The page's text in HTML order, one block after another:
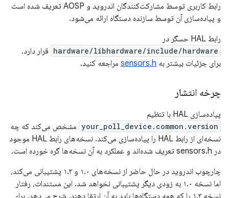
رابط کاربری توسط مشارکت‌کنندگان اندروید و AOSP تعریف شده است
و پیاده‌سازی آن توسط سازنده دستگاه ارائه می‌شود.
رابط HAL حسگر در
hardware/libhardware/include/hardware قرار دارد.
برای جزئیات بیشتر به sensors.h مراجعه کنید.
چرخه انتشار
پیاده‌سازی HAL با تنظیم
your_poll_device.common.version مشخص می‌کند که چه
نسخه‌ای از رابط HAL را پیاده‌سازی می‌کند. نسخه‌های رابط HAL موجود
در sensors.h تعریف شده‌اند و عملکرد به آن نسخه‌ها گره خورده است.
چارچوب اندروید در حال حاضر از نسخه‌های ۱.۰ و ۱.۳ پشتیبانی می‌کند،
اما نسخه ۱.۰ به زودی دیگر پشتیبانی نخواهد شد. این مستندات، رفتار
نسخه ۱.۳ را که همه دستگاه‌ها باید به آن ارتقا دهند، شرح می‌دهد. برای